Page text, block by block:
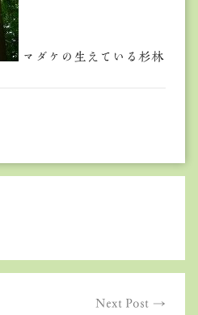
マダケの生えている杉林
Next Post